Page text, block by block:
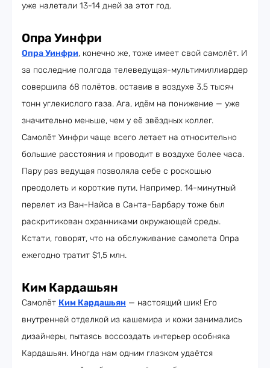
уже налетали 13-14 дней за этот год.
Опра Уинфри
Опра Уинфри, конечно же, тоже имеет свой самолёт. И
за последние полгода телеведущая-мультимиллиардер
совершила 68 полётов, оставив в воздухе 3,5 тысяч
тонн углекислого газа. Ага, идём на понижение — уже
значительно меньше, чем у её звёздных коллег.
Самолёт Уинфри чаще всего летает на относительно
большие расстояния и проводит в воздухе более часа.
Пару раз ведущая позволяла себе с роскошью
преодолеть и короткие пути. Например, 14-минутный
перелет из Ван-Найса в Санта-Барбару тоже был
раскритикован охранниками окружающей среды.
Кстати, говорят, что на обслуживание самолета Опра
ежегодно тратит $1,5 млн.
Ким Кардашьян
Самолёт Ким Кардашьян — настоящий шик! Его
внутренней отделкой из кашемира и кожи занимались
дизайнеры, пытаясь воссоздать интерьер особняка
Кардашьян. Иногда нам одним глазком удаётся